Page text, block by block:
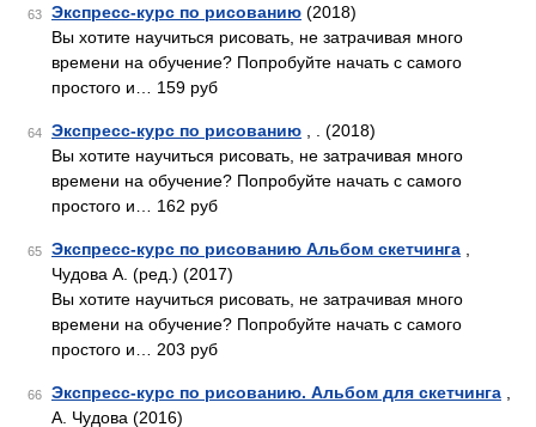
63 Экспресс-курс по рисованию (2018)
Вы хотите научиться рисовать, не затрачивая много
времени на обучение? Попробуйте начать с самого
простого и… 159 руб
64 Экспресс-курс по рисованию , . (2018)
Вы хотите научиться рисовать, не затрачивая много
времени на обучение? Попробуйте начать с самого
простого и… 162 руб
65 Экспресс-курс по рисованию Альбом скетчинга
Чудова А. (ред.) (2017)
Вы хотите научиться рисовать, не затрачивая много
времени на обучение? Попробуйте начать с самого
простого и… 203 руб
66 Экспресс-курс по рисованию. Альбом для скетчинга
А. Чудова (2016)